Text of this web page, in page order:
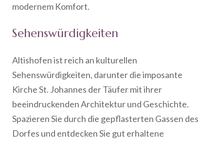
modernem Komfort.
Sehenswürdigkeiten
Altishofen ist reich an kulturellen
Sehenswürdigkeiten, darunter die imposante
Kirche St. Johannes der Täufer mit ihrer
beeindruckenden Architektur und Geschichte.
Spazieren Sie durch die gepflasterten Gassen des
Dorfes und entdecken Sie gut erhaltene